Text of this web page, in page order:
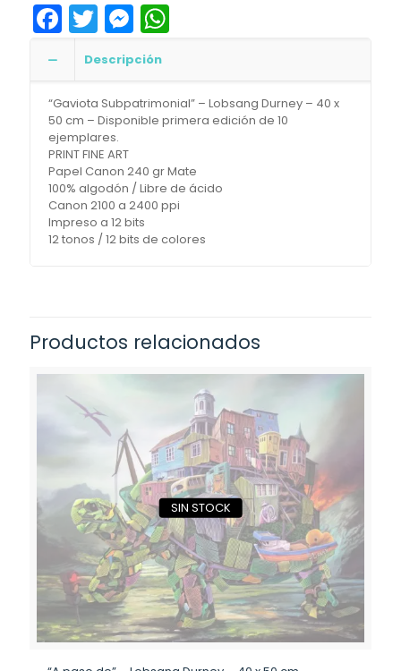
Facebook
TwitterMessenger
Descripción
“Gaviota Subpatrimonial” – Lobsang Durney – 40 x
50 cm – Disponible primera edición de 10
ejemplares.
PRINT FINE ART
Papel Canon 240 gr Mate
100% algodón / Libre de ácido
Canon 2100 a 2400 ppi
Impreso a 12 bits
12 tonos / 12 bits de colores
Productos relacionados
SIN STOCK